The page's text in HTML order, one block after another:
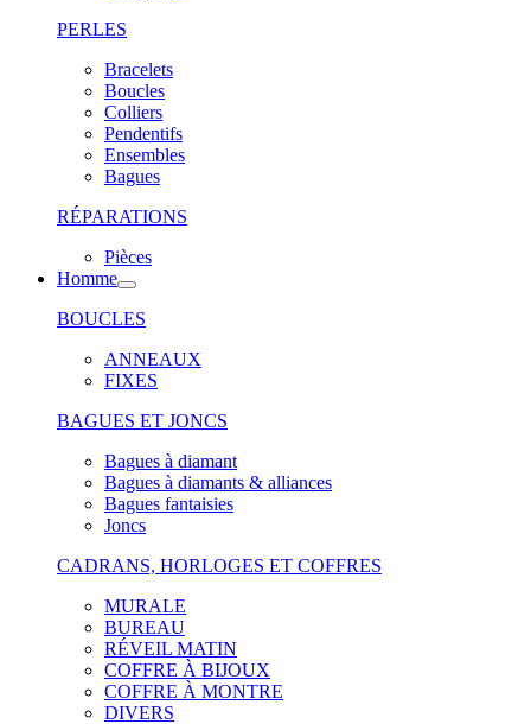
PERLES
Bracelets
Boucles
Colliers
Pendentifs
Ensembles
Bagues
RÉPARATIONS
Pièces
Homme
BOUCLES
ANNEAUX
FIXES
BAGUES ET JONCS
Bagues à diamant
Bagues à diamants & alliances
Bagues fantaisies
Joncs
CADRANS, HORLOGES ET COFFRES
MURALE
BUREAU
RÉVEIL MATIN
COFFRE À BIJOUX
COFFRE À MONTRE
DIVERS